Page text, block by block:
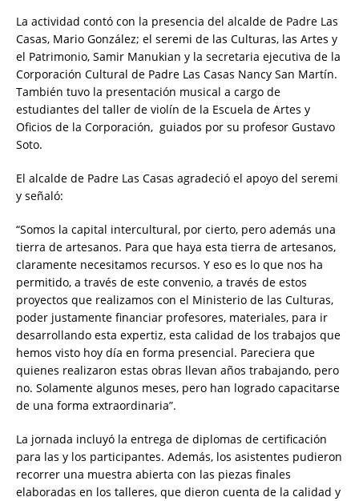
La actividad contó con la presencia del alcalde de Padre Las
Casas, Mario González; el seremi de las Culturas, las Artes y
el Patrimonio, Samir Manukian y la secretaria ejecutiva de la
Corporación Cultural de Padre Las Casas Nancy San Martín.
También tuvo la presentación musical a cargo de
estudiantes del taller de violín de la Escuela de Artes y
Oficios de la Corporación, guiados por su profesor Gustavo
Soto.
El alcalde de Padre Las Casas agradeció el apoyo del seremi
y señaló:
“Somos la capital intercultural, por cierto, pero además una
tierra de artesanos. Para que haya esta tierra de artesanos,
claramente necesitamos recursos. Y eso es lo que nos ha
permitido, a través de este convenio, a través de estos
proyectos que realizamos con el Ministerio de las Culturas,
poder justamente financiar profesores, materiales, para ir
desarrollando esta expertiz, esta calidad de los trabajos que
hemos visto hoy día en forma presencial. Pareciera que
quienes realizaron estas obras llevan años trabajando, pero
no. Solamente algunos meses, pero han logrado capacitarse
de una forma extraordinaria”.
La jornada incluyó la entrega de diplomas de certificación
para las y los participantes. Además, los asistentes pudieron
recorrer una muestra abierta con las piezas finales
elaboradas en los talleres, que dieron cuenta de la calidad y